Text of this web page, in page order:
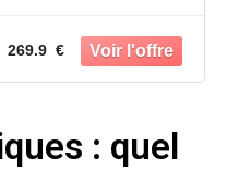
269.9 €
: quel